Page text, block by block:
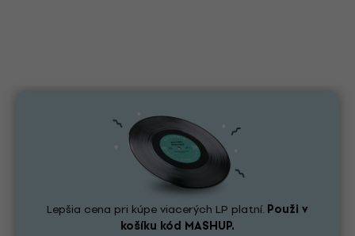
Lepšia cena pri kúpe viacerých LP platní. Použi v
košíku kód MASHUP.